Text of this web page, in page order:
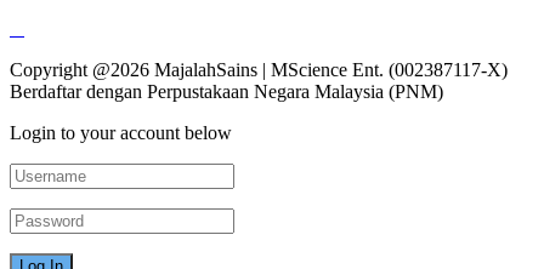
Copyright @2026 MajalahSains | MScience Ent. (002387117-X)
Berdaftar dengan Perpustakaan Negara Malaysia (PNM)
Login to your account below